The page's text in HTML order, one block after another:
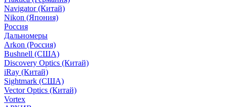
Navigator (Китай)
Nikon (Япония)
Россия
Дальномеры
Arkon (Россия)
Bushnell (США)
Discovery Optics (Китай)
iRay (Китай)
Sightmark (США)
Vector Optics (Китай)
Vortex